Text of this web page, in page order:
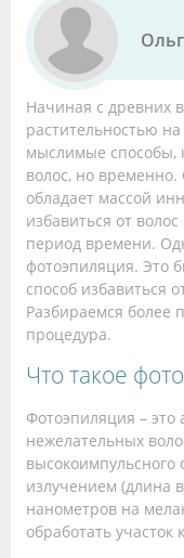
Начиная с древних
растительностью
мыслимые способы,
волос, но временно.
обладает массой
избавиться от
период времени.
фотоэпиляция. Это
способ избавиться
Разбираемся более
процедура.
Что такое
Фотоэпиляция – это
нежелательных
высокоимпульсного
излучением (длина
нанометров на
обработать